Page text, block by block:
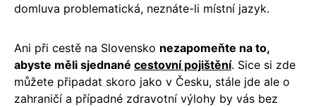
domluva problematická, neznáte-li místní jazyk.
Ani při cestě na Slovensko nezapomeňte na to,
abyste měli sjednané cestovní pojištění. Sice si zde
můžete připadat skoro jako v Česku, stále jde ale o
zahraničí a případné zdravotní výlohy by vás bez